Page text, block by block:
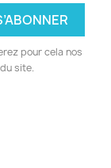
pour cela nos
site.